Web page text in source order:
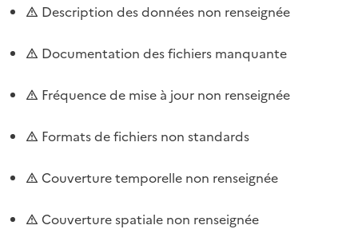
Description des données non renseignée
Documentation des fichiers manquante
Fréquence de mise à jour non renseignée
Formats de fichiers non standards
Couverture temporelle non renseignée
Couverture spatiale non renseignée